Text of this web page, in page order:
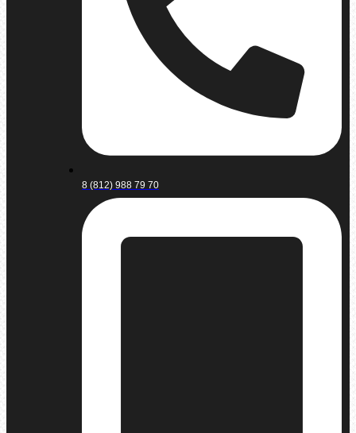
8 (812) 988 79 70